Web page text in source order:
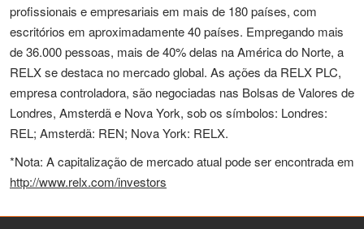
profissionais e empresariais em mais de 180 países, com
escritórios em aproximadamente 40 países. Empregando mais
de 36.000 pessoas, mais de 40% delas na América do Norte, a
RELX se destaca no mercado global. As ações da RELX PLC,
empresa controladora, são negociadas nas Bolsas de Valores de
Londres, Amsterdã e Nova York, sob os símbolos: Londres:
REL; Amsterdã: REN; Nova York: RELX.
*Nota: A capitalização de mercado atual pode ser encontrada em
http://www.relx.com/investors